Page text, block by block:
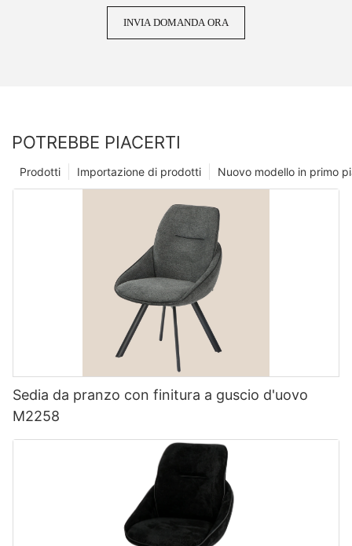
INVIA DOMANDA ORA
POTREBBE PIACERTI
Nuovo modello in primo
Importazione di prodotti
Prodotti
Sedia da pranzo con finitura a guscio d'uovo
M2258